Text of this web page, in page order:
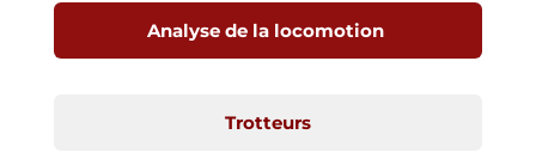
Analyse de la locomotion
Trotteurs